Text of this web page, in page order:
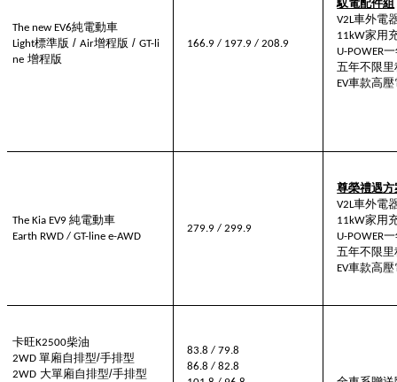
Thenew EV6純電動車
Light標準版 /Air增程版 /GT-li
ne 增程版
166.9 / 197.9 / 208.9
馭電配件組
V2L車外電
11kW家用
U-POWER
五年不限
EV車款高
The Kia EV9純電動車
Earth RWD / GT-line e-AWD
279.9 / 299.9
尊榮禮遇方
V2L車外電
11kW家用
U-POWER
五年不限
EV車款高
卡旺K2500柴油
2WD 單廂自排型/手排型
2WD 大單廂自排型/手排型
83.8 / 79.8
86.8 / 82.8